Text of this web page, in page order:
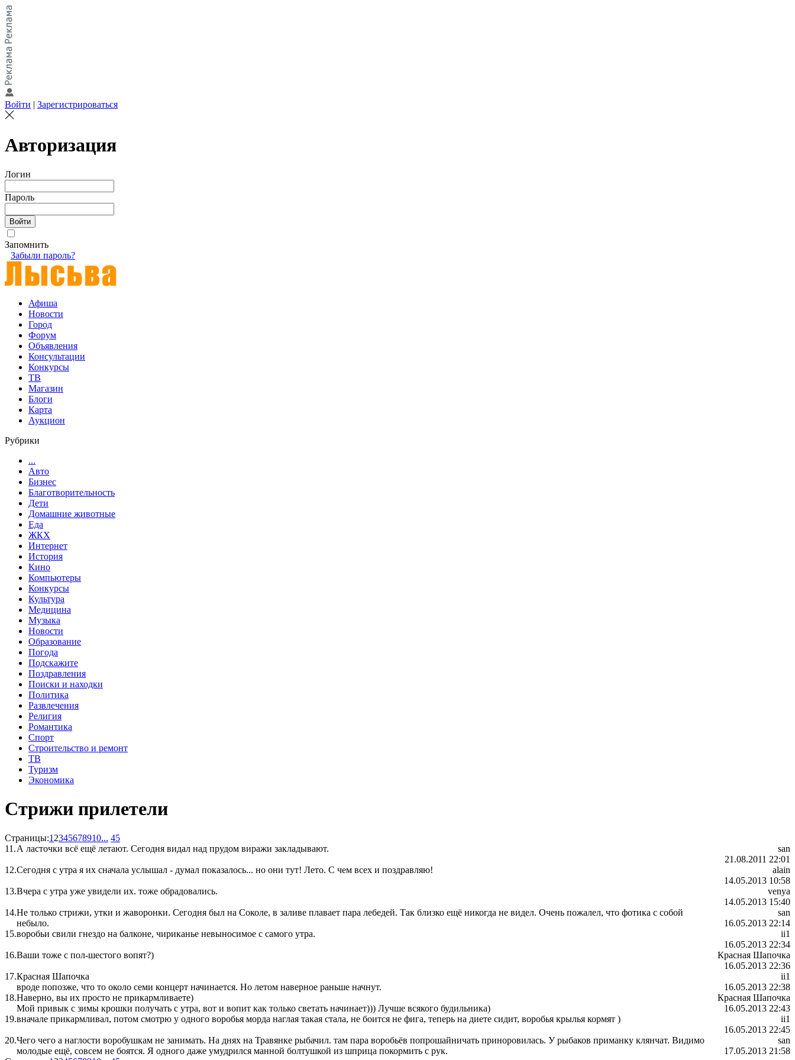
Войти | Зарегистрироваться
Авторизация
Логин
Пароль
Запомнить
Забыли пароль?
Афиша
Новости
Город
Форум
Объявления
Консультации
Конкурсы
ТВ
Магазин
Блоги
Карта
Аукцион
Рубрики
...
Авто
Бизнес
Благотворительность
Дети
Домашние животные
Еда
ЖКХ
Интернет
История
Кино
Компьютеры
Конкурсы
Культура
Медицина
Музыка
Новости
Образование
Погода
Подскажите
Поздравления
Поиски и находки
Политика
Развлечения
Религия
Романтика
Спорт
Строительство и ремонт
ТВ
Туризм
Экономика
Стрижи прилетели
Страницы:1 2345678910... 45
11.А ласточки всё ещё летают. Сегодня видал над прудом виражи закладывают.
san
21.08.2011 22:01
12.Сегодня с утра я их сначала услышал - думал показалось... но они тут! Лето. С чем всех и поздравляю!
alain
14.05.2013 10:58
13.Вчера с утра уже увидели их. тоже обрадовались.
venya
14.05.2013 15:40
14.Не только стрижи, утки и жаворонки. Сегодня был на Соколе, в заливе плавает пара лебедей. Так близко ещё никогда не видел. Очень пожалел, что фотика с собой
небыло.
san
16.05.2013 22:14
15.воробьи свили гнездо на балконе, чириканье невыносимое с самого утра.
ii1
16.05.2013 22:34
16.Ваши тоже с пол-шестого вопят?)
Красная Шапочка
16.05.2013 22:36
17.Красная Шапочка
вроде попозже, что то около семи концерт начинается. Но летом наверное раньше начнут.
ii1
16.05.2013 22:38
18.Наверно, вы их просто не прикармливаете)
Мой привык с зимы крошки получать с утра, вот и вопит как только светать начинает))) Лучше всякого будильника)
Красная Шапочка
16.05.2013 22:43
19.вначале прикармливал, потом смотрю у одного воробья морда наглая такая стала, не боится не фига, теперь на диете сидит, воробья крылья кормят )
ii1
16.05.2013 22:45
20.Чего чего а наглости воробушкам не занимать. На днях на Травянке рыбачил. там пара воробьёв попрошайничать приноровилась. У рыбаков приманку клянчат. Видимо
молодые ещё, совсем не боятся. Я одного даже умудрился манной болтушкой из шприца покормить с рук.
san
17.05.2013 21:58